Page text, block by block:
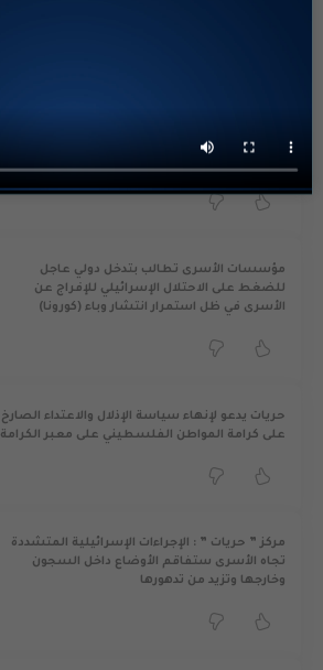
حريات : سلطات الاحتلال تعتقل طفلين شقيقين
مؤسسات الأسرى تطالب بتدخل دولي عاجل
للضغط على الاحتلال الإسرائيلي للإفراج عن
الأسرى في ظل استمرار انتشار وباء (كورونا)
حريات يدعو لإنهاء سياسة الإذلال والاعتداء الصارخ
على كرامة المواطن الفلسطيني على معبر الكرامة
مركز ” حريات ” : الإجراءات الإسرائيلية المتشددة
تجاه الأسرى ستفاقم الأوضاع داخل السجون
وخارجها وتزيد من تدهورها